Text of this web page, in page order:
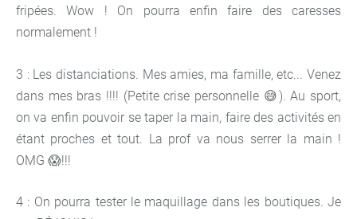
fripées. Wow ! On pourra enfin faire des caresses
normalement !
3 : Les distanciations. Mes amies, ma famille, etc... Venez
dans mes bras !!!! (Petite crise personnelle 😅). Au sport,
on va enfin pouvoir se taper la main, faire des activités en
étant proches et tout. La prof va nous serrer la main !
OMG 😱!!!
4 : On pourra tester le maquillage dans les boutiques. Je